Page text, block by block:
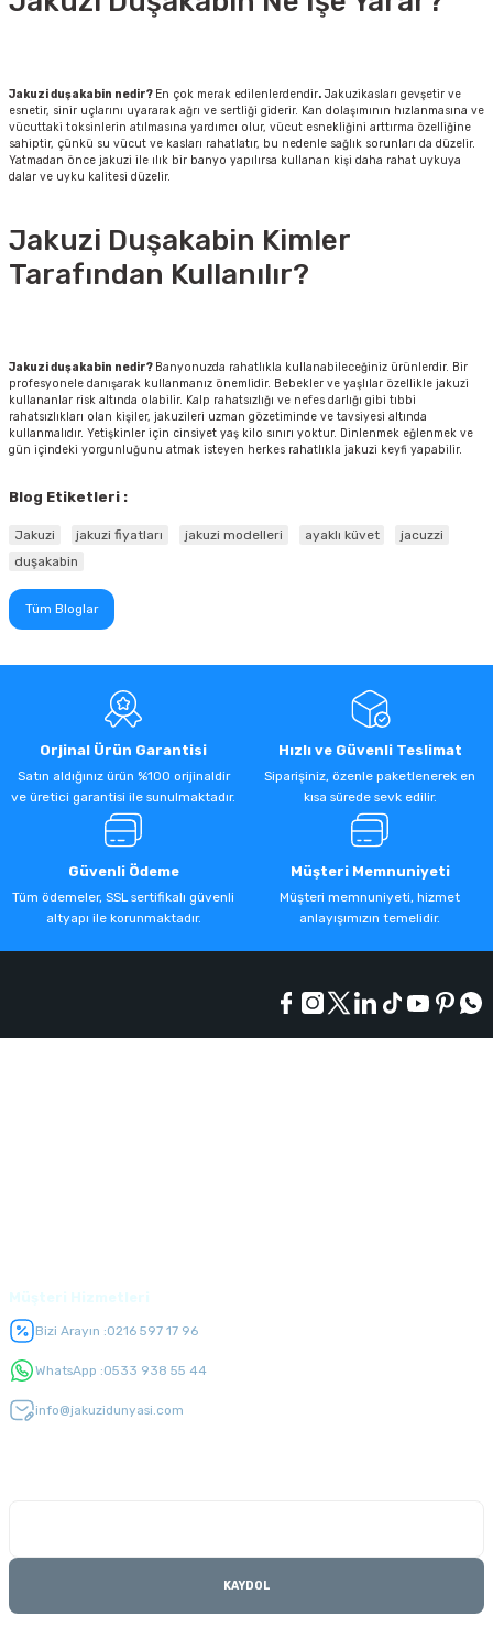
Jakuzi duşakabin nedir? En çok merak edilenlerdendir. Jakuzi kasları gevşetir ve
esnetir, sinir uçlarını uyararak ağrı ve sertliği giderir. Kan dolaşımının hızlanmasına ve
vücuttaki toksinlerin atılmasına yardımcı olur, vücut esnekliğini arttırma özelliğine
sahiptir, çünkü su vücut ve kasları rahatlatır, bu nedenle sağlık sorunları da düzelir.
Yatmadan önce jakuzi ile ılık bir banyo yapılırsa kullanan kişi daha rahat uykuya
dalar ve uyku kalitesi düzelir.
Jakuzi Duşakabin Kimler
Tarafından Kullanılır?
Jakuzi duşakabin nedir? Banyonuzda rahatlıkla kullanabileceğiniz ürünlerdir. Bir
profesyonele danışarak kullanmanız önemlidir. Bebekler ve yaşlılar özellikle jakuzi
kullananlar risk altında olabilir. Kalp rahatsızlığı ve nefes darlığı gibi tıbbi
rahatsızlıkları olan kişiler, jakuzileri uzman gözetiminde ve tavsiyesi altında
kullanmalıdır. Yetişkinler için cinsiyet yaş kilo sınırı yoktur. Dinlenmek eğlenmek ve
gün içindeki yorgunluğunu atmak isteyen herkes rahatlıkla jakuzi keyfi yapabilir.
Blog Etiketleri :
Jakuzi jakuzi fiyatları jakuzi modelleri ayaklı küvet
jacuzzi
duşakabin
Tüm Bloglar
Orjinal Ürün Garantisi
Satın aldığınız ürün %100 orijinaldir
ve üretici garantisi ile sunulmaktadır.
Hızlı ve Güvenli Teslimat
Siparişiniz, özenle paketlenerek en
kısa sürede sevk edilir.
Güvenli Ödeme
Tüm ödemeler, SSL sertifikalı güvenli
altyapı ile korunmaktadır.
Müşteri Memnuniyeti
Müşteri memnuniyeti, hizmet
anlayışımızın temelidir.
Bizi Arayın :0216 597 17 96
WhatsApp :0533 938 55 44
info@jakuzidunyasi.com
KAYDOL